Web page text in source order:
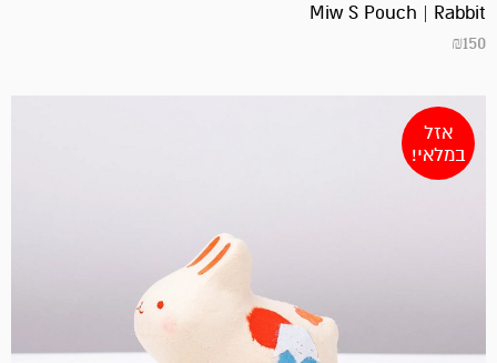
Miw S Pouch | Rabbit
₪150
אזל
במלאי!